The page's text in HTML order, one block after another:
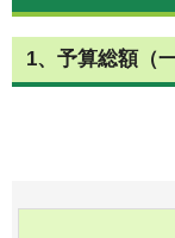
1、予算総額（